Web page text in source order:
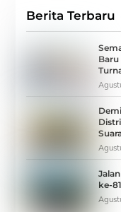
Berita Terbaru
ke-